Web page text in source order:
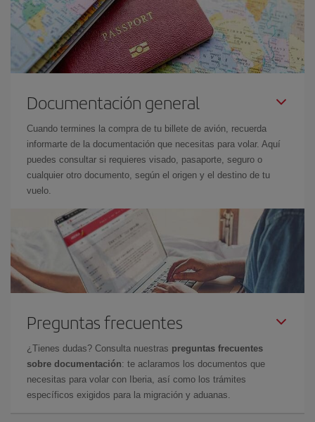
Documentación general
Cuando termines la compra de tu billete de avión, recuerda
informarte de la documentación que necesitas para volar. Aquí
puedes consultar si requieres visado, pasaporte, seguro o
cualquier otro documento, según el origen y el destino de tu
vuelo.
Preguntas frecuentes
¿Tienes dudas? Consulta nuestras preguntas frecuentes
sobre documentación: te aclaramos los documentos que
necesitas para volar con Iberia, así como los trámites
específicos exigidos para la migración y aduanas.